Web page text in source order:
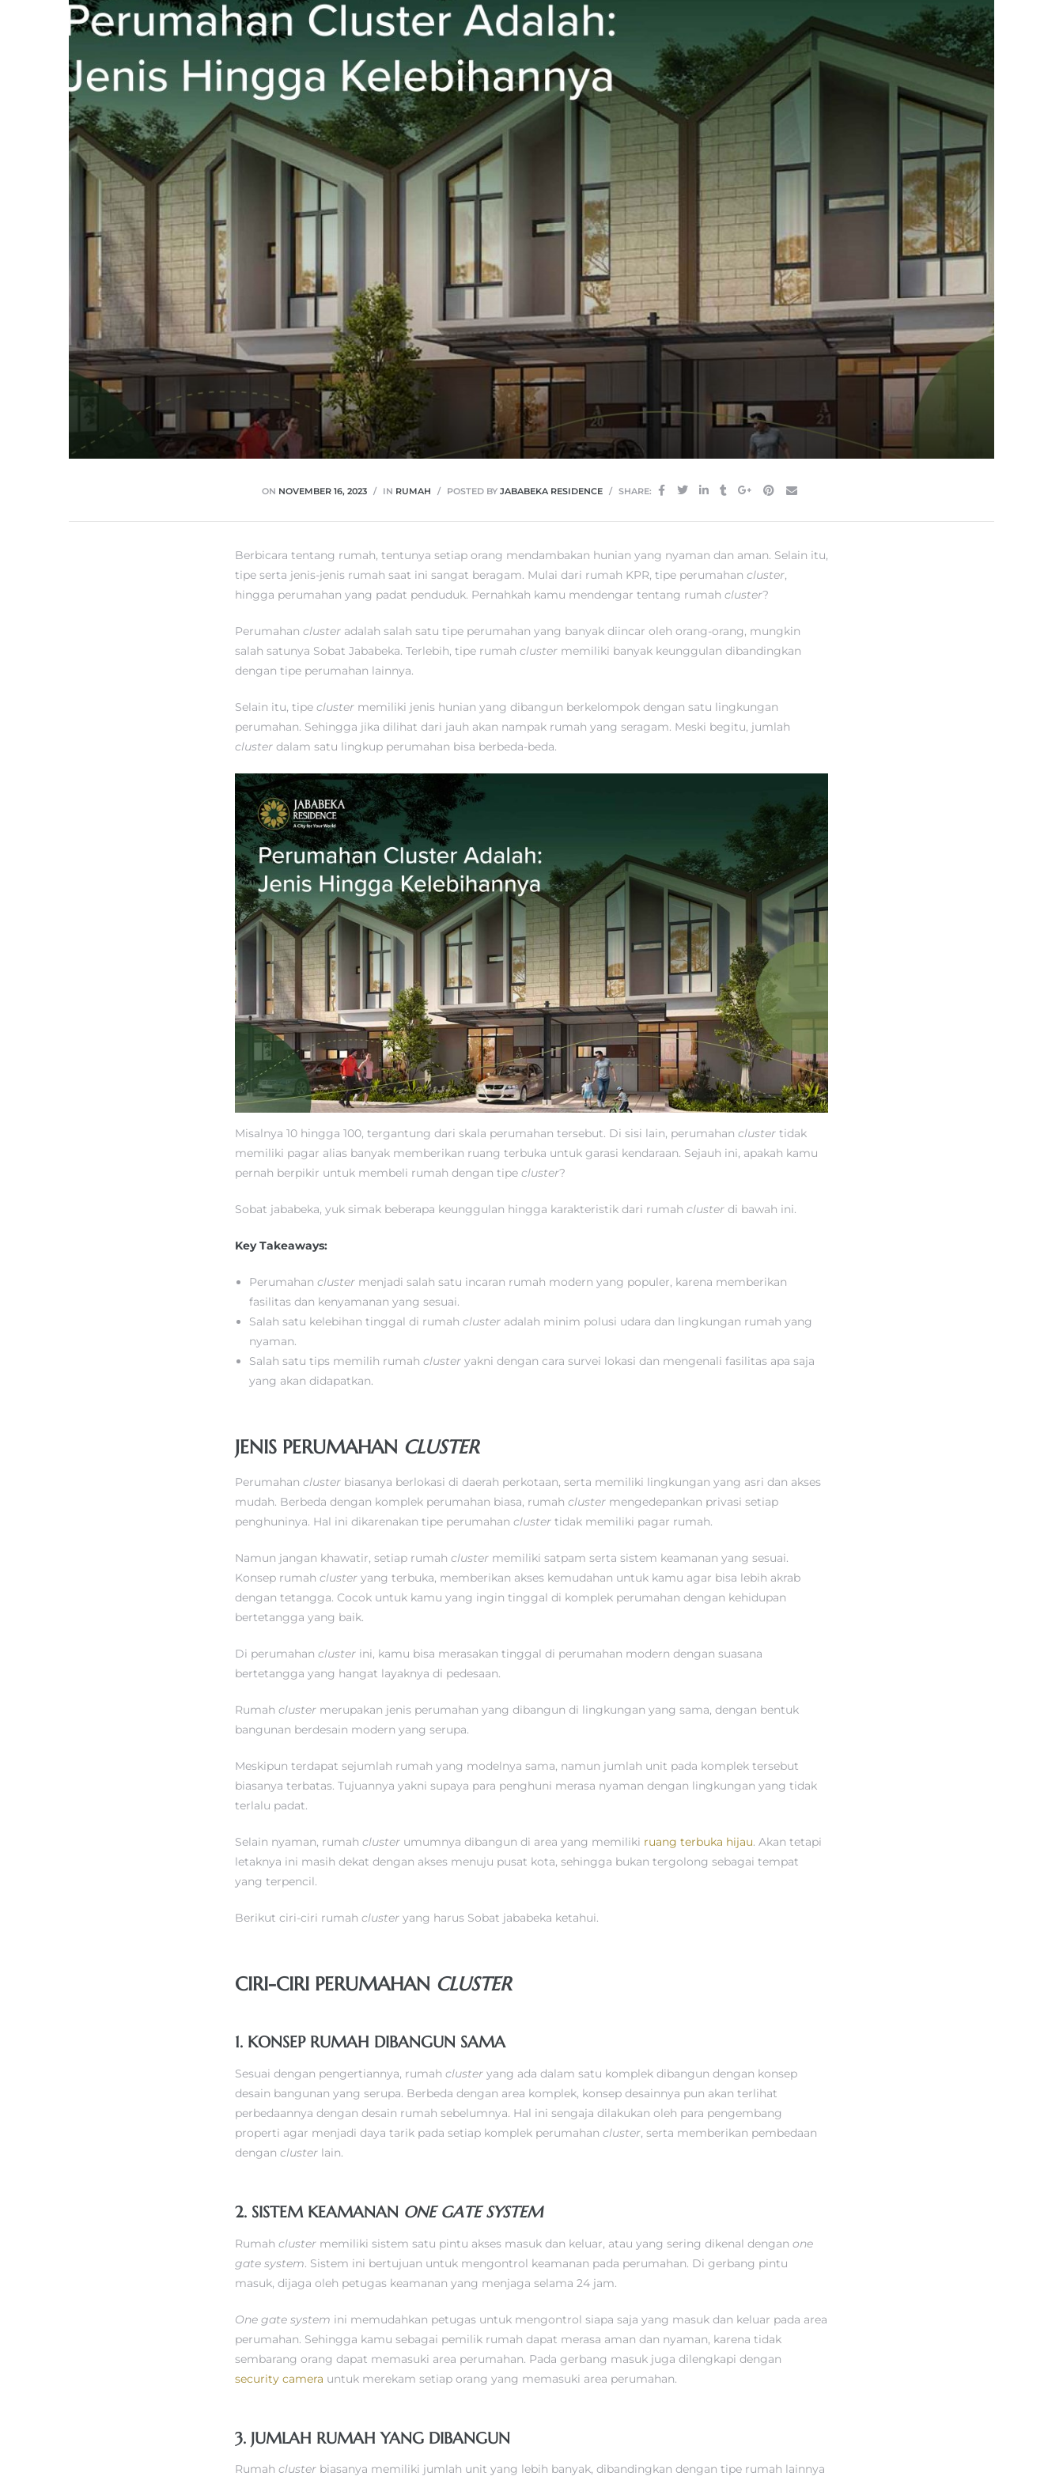
ON NOVEMBER 16, 2023 IN RUMAH POSTED BY JABABEKA RESIDENCE SHARE:
Berbicara tentang rumah, tentunya setiap orang mendambakan hunian yang nyaman dan aman. Selain itu,
tipe serta jenis-jenis rumah saat ini sangat beragam. Mulai dari rumah KPR, tipe perumahan cluster,
hingga perumahan yang padat penduduk. Pernahkah kamu mendengar tentang rumah cluster?
Perumahan cluster adalah salah satu tipe perumahan yang banyak diincar oleh orang-orang, mungkin
salah satunya Sobat Jababeka. Terlebih, tipe rumah cluster memiliki banyak keunggulan dibandingkan
dengan tipe perumahan lainnya.
Selain itu, tipe cluster memiliki jenis hunian yang dibangun berkelompok dengan satu lingkungan
perumahan. Sehingga jika dilihat dari jauh akan nampak rumah yang seragam. Meski begitu, jumlah
cluster dalam satu lingkup perumahan bisa berbeda-beda.
Misalnya 10 hingga 100, tergantung dari skala perumahan tersebut. Di sisi lain, perumahan cluster tidak
memiliki pagar alias banyak memberikan ruang terbuka untuk garasi kendaraan. Sejauh ini, apakah kamu
pernah berpikir untuk membeli rumah dengan tipe cluster?
Sobat jababeka, yuk simak beberapa keunggulan hingga karakteristik dari rumah cluster di bawah ini.
Key Takeaways:
Perumahancluster menjadi salah satu incaran rumah modern yang populer, karena memberikan
fasilitas dan kenyamanan yang sesuai.
Salah satu kelebihan tinggal di rumahcluster adalah minim polusi udara dan lingkungan rumah yang
nyaman.
Salah satu tips memilih rumahclusteryakni dengan cara survei lokasi dan mengenali fasilitas apa saja
yang akan didapatkan.
JENIS PERUMAHAN CLUSTER
Perumahan cluster biasanya berlokasi di daerah perkotaan, serta memiliki lingkungan yang asri dan akses
mudah. Berbeda dengan komplek perumahan biasa, rumah cluster mengedepankan privasi setiap
penghuninya. Hal ini dikarenakan tipe perumahan cluster tidak memiliki pagar rumah.
Namun jangan khawatir, setiap rumah cluster memiliki satpam serta sistem keamanan yang sesuai.
Konsep rumah cluster yang terbuka, memberikan akses kemudahan untuk kamu agar bisa lebih akrab
dengan tetangga. Cocok untuk kamu yang ingin tinggal di komplek perumahan dengan kehidupan
bertetangga yang baik.
Di perumahan cluster ini, kamu bisa merasakan tinggal di perumahan modern dengan suasana
bertetangga yang hangat layaknya di pedesaan.
Rumah cluster merupakan jenis perumahan yang dibangun di lingkungan yang sama, dengan bentuk
bangunan berdesain modern yang serupa.
Meskipun terdapat sejumlah rumah yang modelnya sama, namun jumlah unit pada komplek tersebut
biasanya terbatas. Tujuannya yakni supaya para penghuni merasa nyaman dengan lingkungan yang tidak
terlalu padat.
Selain nyaman, rumah cluster umumnya dibangun di area yang memiliki ruang terbuka hijau. Akan tetapi
letaknya ini masih dekat dengan akses menuju pusat kota, sehingga bukan tergolong sebagai tempat
yang terpencil.
Berikut ciri-ciri rumah cluster yang harus Sobat jababeka ketahui.
CIRI-CIRI PERUMAHAN CLUSTER
1. KONSEP RUMAH DIBANGUN SAMA
Sesuai dengan pengertiannya, rumah cluster yang ada dalam satu komplek dibangun dengan konsep
desain bangunan yang serupa. Berbeda dengan area komplek, konsep desainnya pun akan terlihat
perbedaannya dengan desain rumah sebelumnya. Hal ini sengaja dilakukan oleh para pengembang
properti agar menjadi daya tarik pada setiap komplek perumahan cluster, serta memberikan pembedaan
dengan cluster lain.
2. SISTEM KEAMANAN ONE GATE SYSTEM
Rumah cluster memiliki sistem satu pintu akses masuk dan keluar, atau yang sering dikenal dengan one
gate system. Sistem ini bertujuan untuk mengontrol keamanan pada perumahan. Di gerbang pintu
masuk, dijaga oleh petugas keamanan yang menjaga selama 24 jam.
One gate system ini memudahkan petugas untuk mengontrol siapa saja yang masuk dan keluar pada area
perumahan. Sehingga kamu sebagai pemilik rumah dapat merasa aman dan nyaman, karena tidak
sembarang orang dapat memasuki area perumahan. Pada gerbang masuk juga dilengkapi dengan
security camera untuk merekam setiap orang yang memasuki area perumahan.
3. JUMLAH RUMAH YANG DIBANGUN
Rumah cluster biasanya memiliki jumlah unit yang lebih banyak, dibandingkan dengan tipe rumah lainnya